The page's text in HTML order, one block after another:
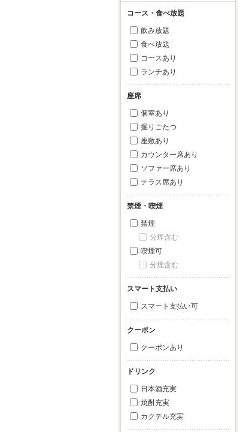
コース・食べ放題
飲み放題
食べ放題
コースあり
ランチあり
座席
個室あり
掘りごたつ
座敷あり
カウンター席あり
ソファー席あり
テラス席あり
禁煙・喫煙
禁煙
分煙含む
喫煙可
分煙含む
スマート支払い
スマート支払い可
クーポン
クーポンあり
ドリンク
日本酒充実
焼酎充実
カクテル充実